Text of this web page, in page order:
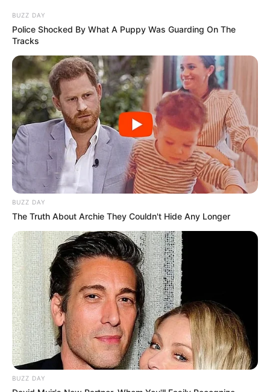
BUZZ DAY
Police Shocked By What A Puppy Was Guarding On The
Tracks
BUZZ DAY
The Truth About Archie They Couldn't Hide Any Longer
BUZZ DAY